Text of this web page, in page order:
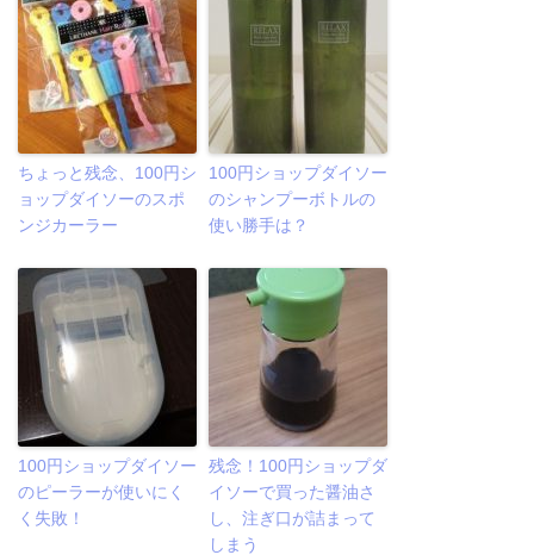
ちょっと残念、100円シ
ョップダイソーのスポ
ンジカーラー
100円ショップダイソー
のシャンプーボトルの
使い勝手は？
100円ショップダイソー
のピーラーが使いにく
く失敗！
残念！100円ショップダ
イソーで買った醤油さ
し、注ぎ口が詰まって
しまう